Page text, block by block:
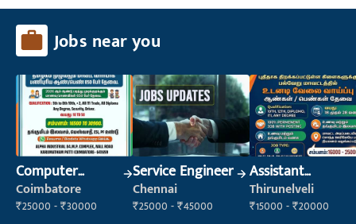
Jobs near you
Computer
Operator
Coimbatore
₹25000 - ₹30000
Service Engineer
Chennai
₹25000 - ₹45000
Assistant
Manager
Thirunelveli
₹15000 - ₹20000